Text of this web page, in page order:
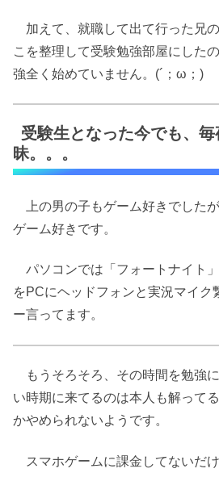
加えて、就職して出て行った兄
こを整理して受験勉強部屋にした
強全く始めていません。(´；ω；)
受験生となった今でも、
昧。。。
上の男の子もゲーム好きでした
ゲーム好きです。
パソコンでは「フォートナイト
をPCにヘッドフォンと実況マイク
ー言ってます。
もうそろそろ、その時間を勉強
い時期に来てるのは本人も解って
かやめられないようです。
スマホゲームに課金してないだけ